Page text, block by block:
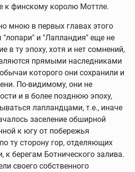
к финскому королю Моттле.
мною в первых главах этого
"лопари" и "Лапландия" еще не
в ту эпоху, хотя и нет сомнений,
прямыми наследниками
которого они сохранили и
По-видимому, они не
и в более позднюю эпоху,
лапландцами, т.е., иначе
заселение обширной
к югу от побережья
ту сторону гор, отделяющих
берегам Ботнического залива.
своего собственного